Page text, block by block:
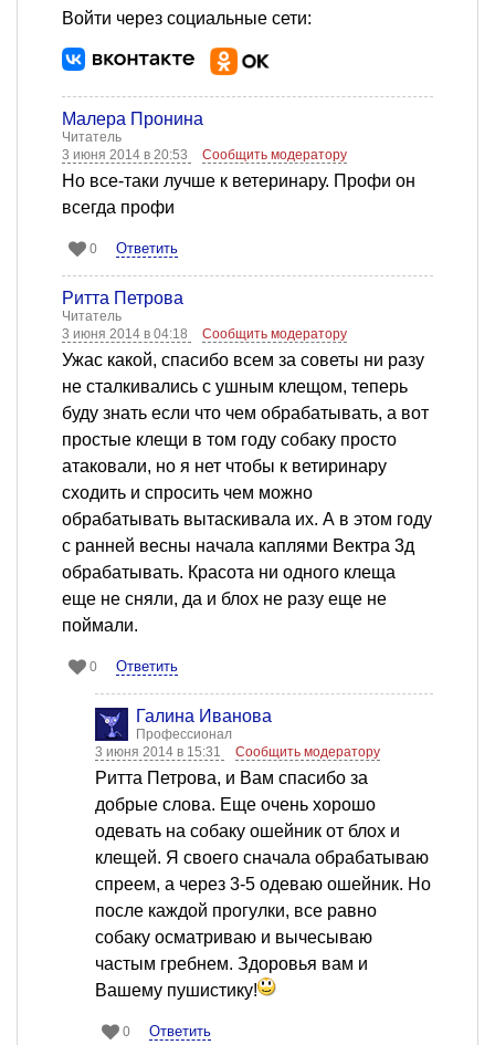
Войти через социальные сети:
Малера Пронина
Читатель
3 июня 2014 в 20:53
Сообщить модератору
Но все-таки лучше к ветеринару. Профи он
всегда профи
0 Ответить
Ритта Петрова
Читатель
3 июня 2014 в 04:18
Сообщить модератору
Ужас какой, спасибо всем за советы ни разу
не сталкивались с ушным клещом, теперь
буду знать если что чем обрабатывать, а вот
простые клещи в том году собаку просто
атаковали, но я нет чтобы к ветиринару
сходить и спросить чем можно
обрабатывать вытаскивала их. А в этом году
с ранней весны начала каплями Вектра 3д
обрабатывать. Красота ни одного клеща
еще не сняли, да и блох не разу еще не
поймали.
0 Ответить
Галина Иванова
Профессионал
3 июня 2014 в 15:31
Сообщить модератору
Ритта Петрова, и Вам спасибо за
добрые слова. Еще очень хорошо
одевать на собаку ошейник от блох и
клещей. Я своего сначала обрабатываю
спреем, а через 3-5 одеваю ошейник. Но
после каждой прогулки, все равно
собаку осматриваю и вычесываю
частым гребнем. Здоровья вам и
Вашему пушистику!
0 Ответить